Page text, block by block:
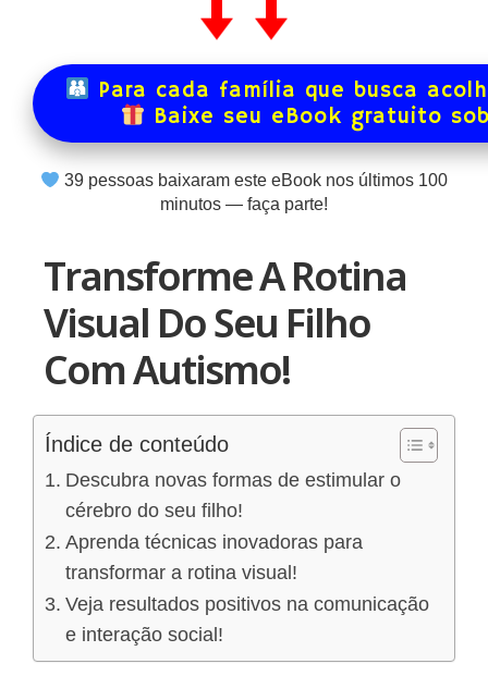
Para cada família que busca
Baixe seu eBook gratuito
39 pessoas baixaram este eBook nos últimos 100
minutos — faça parte!
Transforme A Rotina
Visual Do Seu Filho
Com Autismo!
Índice de conteúdo
Descubra novas formas de estimular o
cérebro do seu filho!
Aprenda técnicas inovadoras para
transformar a rotina visual!
Veja resultados positivos na comunicação
e interação social!